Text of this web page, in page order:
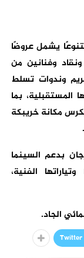
يشمل عروضًا
وفنانين من
وندوات تسلط
المستقبلية، بما
مكانة خريبكة
بدعم السينما
الفنية،
الجاد.
Twitter